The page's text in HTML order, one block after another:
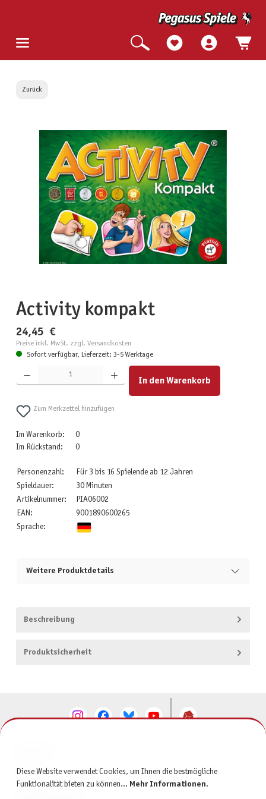
Zurück
Bildergalerie überspringen
Activity kompakt
24,45 €
Preise inkl. MwSt. zzgl. Versandkosten
Sofort verfügbar, Lieferzeit: 3-5 Werktage
Produkt Anzahl: Gib den gewünschten Wert ein oder benutze die Schaltflächen um die Anzahl zu
In den Warenkorb
Zum Merkzettel hinzufügen
Im Warenkorb:
0
Im Rückstand:
0
Personenzahl:
Für 3 bis 16 Spielende ab 12 Jahren
Spieldauer:
30 Minuten
Artikelnummer:
PIA06002
EAN:
9001890600265
Sprache:
Weitere Produktdetails
Beschreibung
Produktsicherheit
SERVICE
Diese Website verwendet Cookies, um Ihnen die bestmögliche
Funktionalität bieten zu können... Mehr Informationen.